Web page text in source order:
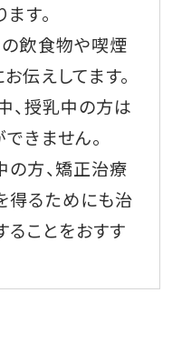
す。
の飲食物や喫煙
伝えしてます。
、授乳中の方は
きません。
の方、矯正治療
得るためにも治
ことをおすす